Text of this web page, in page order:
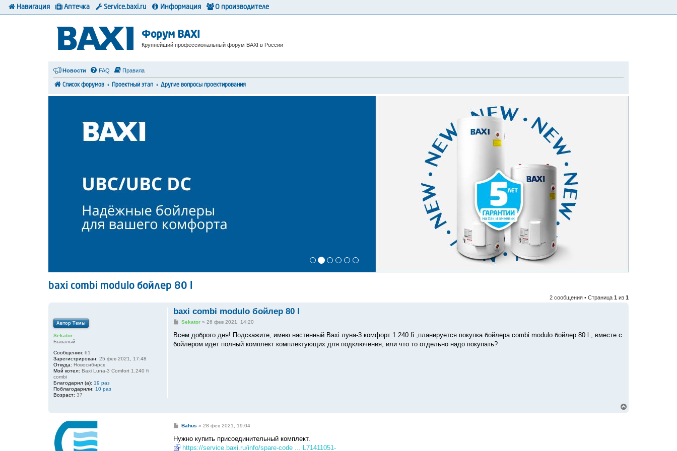
Форум BAXI
Крупнейший профессиональный форум BAXI в России
Новости FAQ Правила
Список форумов Проектный этап Другие вопросы проектирования
baxi combi modulo бойлер 80 l
2 сообщения • Страница 1 из 1
Автор Темы
Sekator
Бывалый
Сообщения: 61
Зарегистрирован: 25 фев 2021, 17:48
Откуда: Новосибирск
Мой котел: Baxi Luna-3 Comfort 1.240 fi
combi
Благодарил (а): 19 раз
Поблагодарили: 10 раз
Возраст: 37
baxi combi modulo бойлер 80 l
С
о
щ
Sekator» 26 фев 2021, 14:20
Всем доброго дня! Подскажите, имею настенный Baxi луна-3 комфорт 1.240 fi ,планируется покупка бойлера combi modulo бойлер 80 l , вместе с
бойлером идет полный комплект комплектующих для подключения, или что то отдельно надо покупать?
С
о
б
щ
Bahus » 28 фев 2021, 19:04
Нужно купить присоединительный комплект.
https://service.baxi.ru/info/spare-code ... L71411051-
Навигация Аптечка Service.baxi.ru Информация О производителе